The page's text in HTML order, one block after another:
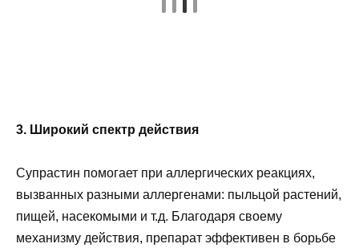
3. Широкий спектр действия
Супрастин помогает при аллергических реакциях,
вызванных разными аллергенами: пыльцой растений,
пищей, насекомыми и т.д. Благодаря своему
механизму действия, препарат эффективен в борьбе